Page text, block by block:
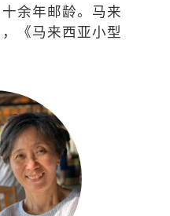
余年邮龄。马来
《马来西亚小型